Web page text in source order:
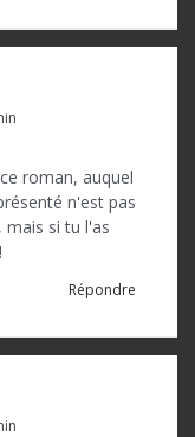
roman, auquel
n'est pas
si tu l'as
Répondre